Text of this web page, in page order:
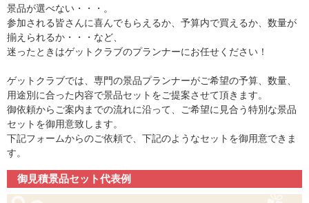
景品が選べない・・・。
参加される皆さんに喜んでもらえるか、予算内で買えるか、数量が
揃えられるか・・・など、
迷ったときはゲットクラブのプランナーにお任せください！
ゲットクラブでは、専門の景品プランナーがご希望の予算、数量、
用途別に合った内容で景品セットをご提案させて頂きます。
御依頼からご案内までの流れに沿って、ご希望に見合う特別な景品
セットを御用意致します。
下記フォームからのご依頼で、下記のようなセットを御用意できま
す。
御見積景品セット代表例